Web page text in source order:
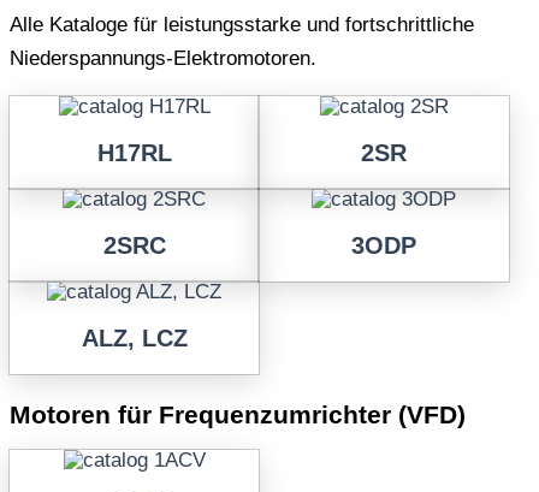
Alle Kataloge für leistungsstarke und fortschrittliche
Niederspannungs-Elektromotoren.
H17RL 2SR
2SRC 3ODP
ALZ, LCZ
Motoren für Frequenzumrichter (VFD)